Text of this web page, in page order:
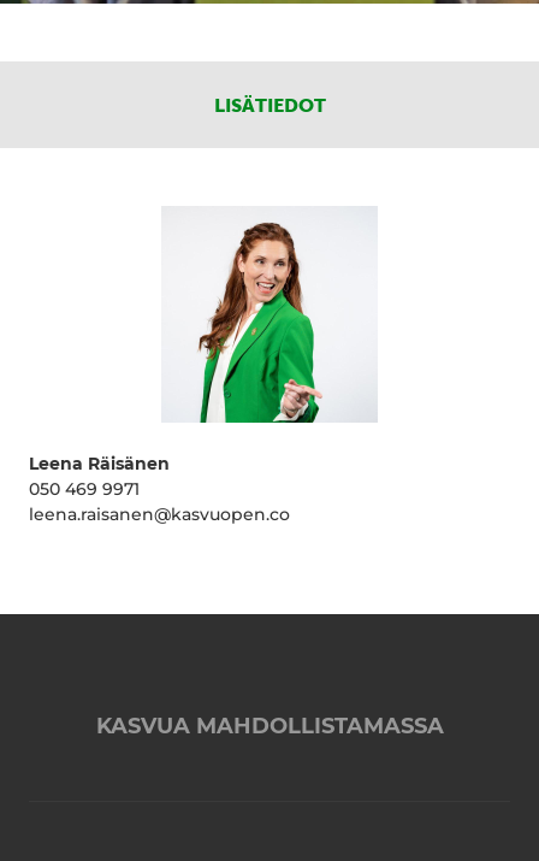
LISÄTIEDOT
Leena Räisänen
050 469 9971
leena.raisanen@kasvuopen.co
KASVUA MAHDOLLISTAMASSA